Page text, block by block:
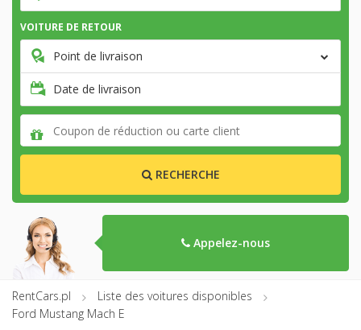
VOITURE DE RETOUR
Point de livraison
Date de livraison
RECHERCHE
Appelez-nous
RentCars.pl
Liste des voitures disponibles
Ford Mustang Mach E